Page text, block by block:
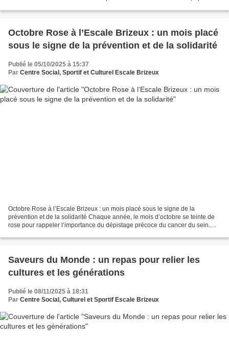
Octobre Rose à l’Escale Brizeux : un mois placé
sous le signe de la prévention et de la solidarité
Publié le 05/10/2025 à 15:37
Par Centre Social, Sportif et Culturel Escale Brizeux
Octobre Rose à l’Escale Brizeux : un mois placé sous le signe de la
prévention et de la solidarité Chaque année, le mois d’octobre se teinte de
rose pour rappeler l’importance du dépistage précoce du cancer du sein.
Saveurs du Monde : un repas pour relier les
cultures et les générations
Publié le 08/11/2025 à 18:31
Par Centre Social, Culturel et Sportif Escale Brizeux